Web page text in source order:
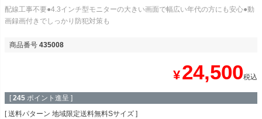
配線工事不要●4.3インチ型モニターの大きい画面で幅広い年代の方にも安心●動
画録画付きでしっかり防犯対策も
商品番号 435008
¥24,500税込
[ 245 ポイント進呈 ]
送料パターン 地域限定送料無料Sサイズ